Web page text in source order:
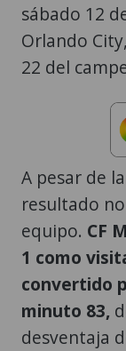
sábado 12
Orlando
22 del
A pesar de
resultado
equipo. CF
1 como
convertido
minuto 83,
desventaja